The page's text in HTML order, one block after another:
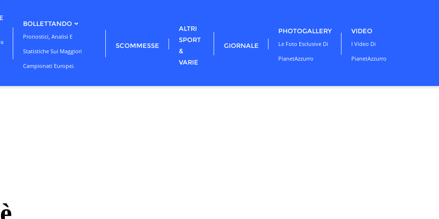
BOLLETTANDO
Pronostici, Analisi E
Statistiche Sui Maggiori
Campionati Europei.
SCOMMESSE
ALTRI
SPORT
&
VARIE
GIORNALE
PHOTOGALLERY
Le Foto Esclusive Di
PianetAzzurro
VIDEO
I Video Di
PianetAzzurro